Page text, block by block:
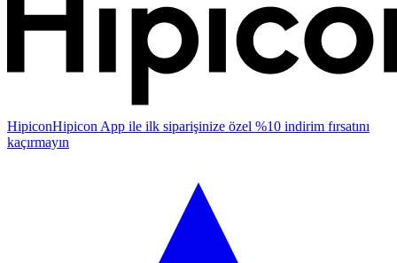
HipiconHipicon App ile ilk siparişinize özel %10 indirim fırsatını
kaçırmayın